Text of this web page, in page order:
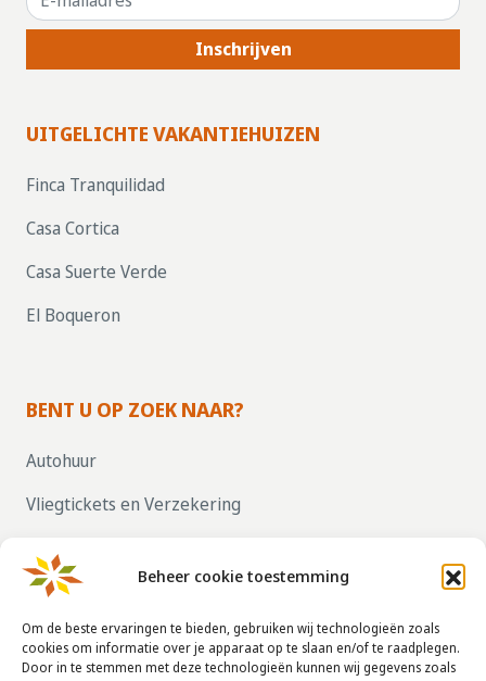
Beheer cookie toestemming
Om de beste ervaringen te bieden, gebruiken wij technologieën zoals
cookies om informatie over je apparaat op te slaan en/of te raadplegen.
Door in te stemmen met deze technologieën kunnen wij gegevens zoals
Inschrijven
UITGELICHTE VAKANTIEHUIZEN
Finca Tranquilidad
Casa Cortica
Casa Suerte Verde
El Boqueron
BENT U OP ZOEK NAAR?
Autohuur
Vliegtickets en Verzekering
ZELF UW HUIS VERHUREN, KLIK HIER!
CONTACTGEGEVENS